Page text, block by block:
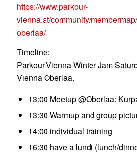
https://www.parkour-
vienna.at/community/
oberlaa/
Timeline:
Parkour-Vienna Winter Jam
Vienna Oberlaa.
13:00 Meetup @Oberlaa:
13:30 Warmup and group
14:00 individual training
16:30 have a lundi (lunch/